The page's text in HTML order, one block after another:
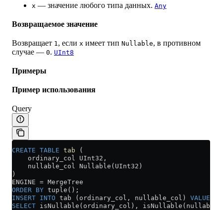
x — значение любого типа данных. Any
Возвращаемое значение
Возвращает 1 , если x имеет тип Nullable, в противном
случае — 0. UInt8
Примеры
Пример использования
Query
CREATE TABLE tab (
    ordinary_col UInt32,
    nullable_col Nullable(UInt32)
)
ENGINE = MergeTree
ORDER BY tuple();
INSERT INTO tab (ordinary_col, nullable_col) VALUES
SELECT isNullable(ordinary_col),